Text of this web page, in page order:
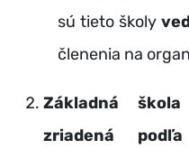
sú tieto školy
členenia na
Základná
zriadená